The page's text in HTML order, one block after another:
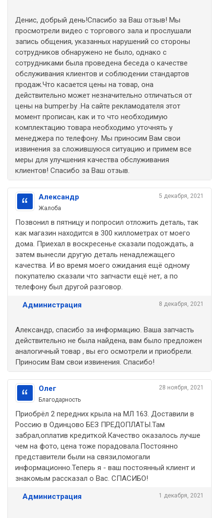
Денис, добрый день!Спасибо за Ваш отзыв! Мы
просмотрели видео с торгового зала и прослушали
запись общения, указанных нарушений со стороны
сотрудников обнаружено не было, однако с
сотрудниками была проведена беседа о качестве
обслуживания клиентов и соблюдении стандартов
продаж.Что касается цены на товар, она
действительно может незначительно отличаться от
цены на bumper.by .На сайте рекламодателя этот
момент прописан, как и то что необходимую
комплектацию товара необходимо уточнять у
менеджера по телефону. Мы приносим Вам свои
извинения за сложившуюся ситуацию и примем все
меры для улучшения качества обслуживания
клиентов! Спасибо за Ваш отзыв.
5 декабря, 2021
Александр
Жалоба
Позвонил в пятницу и попросил отложить деталь, так
как магазин находится в 300 киллометрах от моего
дома. Приехал в воскресенье сказали подождать, а
затем вынесли другую деталь ненадлежащего
качества. И во время моего ожидания ещё одному
покупателю сказали что запчасти ещё нет, а по
телефону был другой разговор.
8 декабря, 2021
Администрация
Александр, спасибо за информацию. Ваша запчасть
действительно не была найдена, вам было предложен
аналогичный товар , вы его осмотрели и приобрели.
Приносим Вам свои извинения. Спасибо!
28 ноября, 2021
Олег
Благодарность
Приобрёл 2 передних крыла на МЛ 163. Доставили в
Россию в Одинцово БЕЗ ПРЕДОПЛАТЫ.Там
забрал,оплатив кредиткой.Качество оказалось лучше
чем на фото, цена тоже порадовала.Постоянно
представители были на связи,помогали
информационно.Теперь я - ваш постоянный клиент и
знакомым рассказал о Вас. СПАСИБО!
1 декабря, 2021
Администрация